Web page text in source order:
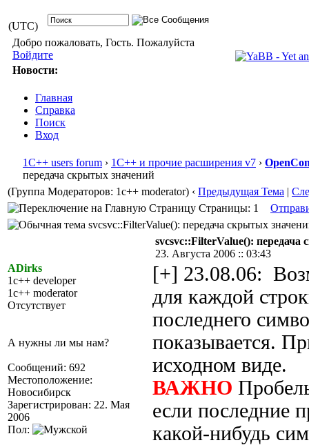
(UTC)
Добро пожаловать, Гость. Пожалуйста
Войдите
Новости:
Главная
Справка
Поиск
Вход
1С++ users forum › 1С++ и прочие расширения v7 ›
передача скрытых значений
(Группа Модераторов: 1c++ moderator) ‹ Предыдущая Тема |
Страницы: 1
svcsvc::FilterValue(): передача скрытых
ADirks
1c++ developer
1c++ moderator
Отсутствует
А нужны ли мы нам?
Сообщений: 692
Местоположение:
Новосибирск
Зарегистрирован: 22. Мая
2006
Пол:
svcsvc::FilterValue(): передача
23. Августа 2006 :: 03:43
[+] 23.08.06:
для каждой
последнего
показывается.
исходном виде.
ВАЖНО
если последние
какой-нибудь